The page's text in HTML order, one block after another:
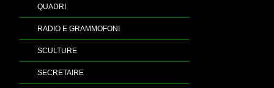
QUADRI
RADIO E GRAMMOFONI
SCULTURE
SECRETAIRE